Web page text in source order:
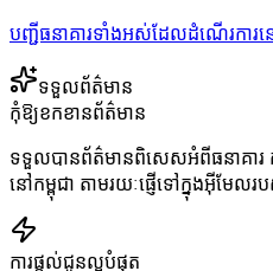
បញ្ជីធនាគារទាំងអស់ដែលដំណើរការន
ទទួលព័ត៌មាន
កុំឱ្យខកខានព័ត៌មាន
ទទួលបានព័ត៌មានពិសេសអំពីធនាគារ
នៅកម្ពុជា តាមរយៈផ្ញើទៅក្នុងអ៊ីមែលរ
ការផ្តល់ជូនល្អបំផុត